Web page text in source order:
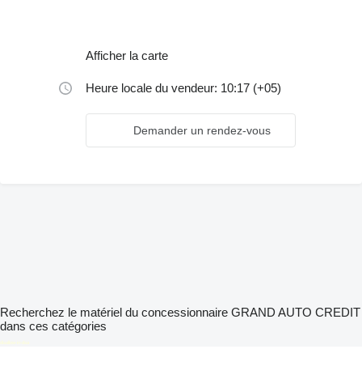
Afficher la carte
Heure locale du vendeur: 10:17 (+05)
Demander un rendez-vous
Recherchez le matériel du concessionnaire GRAND AUTO CREDIT
dans ces catégories
disallow-in-dsa